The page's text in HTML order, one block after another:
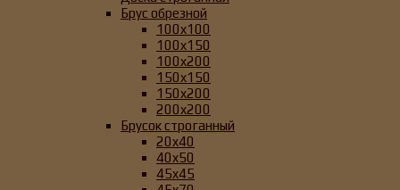
Брус обрезной
100x100
100x150
100x200
150x150
150x200
200x200
Брусок строганный
20x40
40x50
45x45